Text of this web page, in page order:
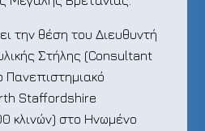
την θέση του Διευθυντή
Στήλης (Consultant
Πανεπιστημιακό
Staffordshire
κλινών) στο Ηνωμένο